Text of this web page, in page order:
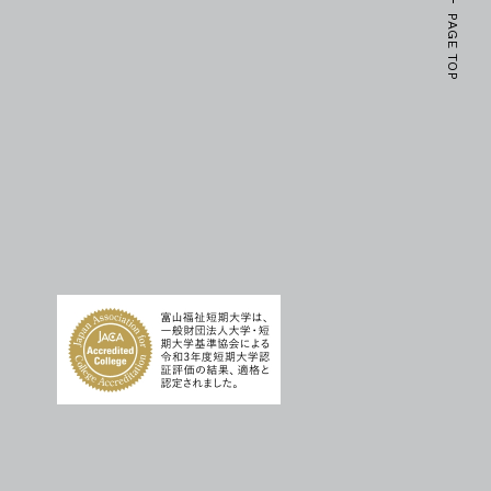
PAGE TOP